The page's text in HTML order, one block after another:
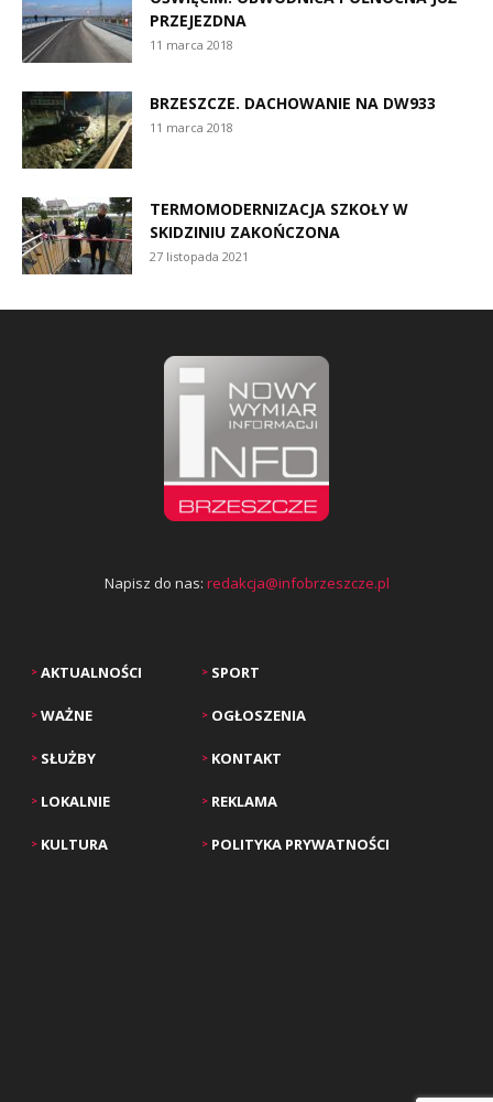
PRZEJEZDNA
11 marca 2018
BRZESZCZE. DACHOWANIE NA DW933
11 marca 2018
TERMOMODERNIZACJA SZKOŁY W
SKIDZINIU ZAKOŃCZONA
27 listopada 2021
Napisz do nas: redakcja@infobrzeszcze.pl
> AKTUALNOŚCI
> WAŻNE
> SŁUŻBY
> LOKALNIE
> KULTURA
> SPORT
> OGŁOSZENIA
> KONTAKT
> REKLAMA
> POLITYKA PRYWATNOŚCI